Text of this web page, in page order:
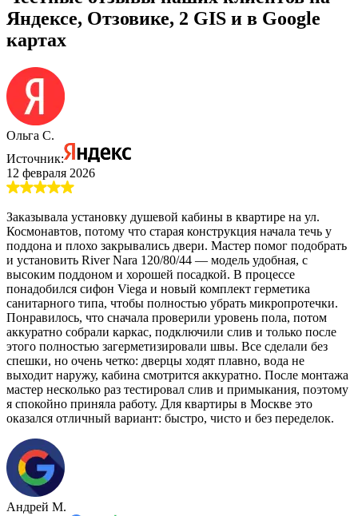
Яндексе, Отзовике, 2 GIS и в Google
картах
Ольга С.
Источник:
12 февраля 2026
Заказывала установку душевой кабины в квартире на ул.
Космонавтов, потому что старая конструкция начала течь у
поддона и плохо закрывались двери. Мастер помог подобрать
и установить River Nara 120/80/44 — модель удобная, с
высоким поддоном и хорошей посадкой. В процессе
понадобился сифон Viega и новый комплект герметика
санитарного типа, чтобы полностью убрать микропротечки.
Понравилось, что сначала проверили уровень пола, потом
аккуратно собрали каркас, подключили слив и только после
этого полностью загерметизировали швы. Все сделали без
спешки, но очень четко: дверцы ходят плавно, вода не
выходит наружу, кабина смотрится аккуратно. После монтажа
мастер несколько раз тестировал слив и примыкания, поэтому
я спокойно приняла работу. Для квартиры в Москве это
оказался отличный вариант: быстро, чисто и без переделок.
Андрей М.